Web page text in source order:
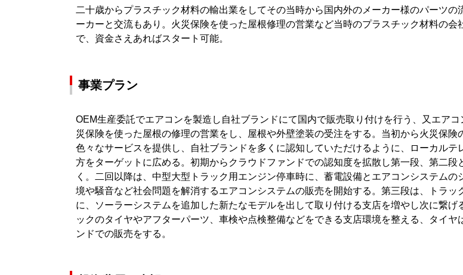
二十歳からプラスチック材料の輸出業をしてその当時から国内外のメーカー様のパーツの
ーカーと交流もあり。火災保険を使った屋根修理の営業など当時のプラスチック材料の会
で、資金さえあればスタート可能。
事業プラン
OEM生産委託でエアコンを製造し自社ブランドにて国内で販売取り付けを行う、又エアコ
災保険を使った屋根の修理の営業をし、屋根や外壁塗装の受注をする。当初から火災保険
色々なサービスを提供し、自社ブランドを多くに認知していただけるように、ローカルテ
方をターゲットに広める。初期からクラウドファンドでの認知度を拡散し第一段、第二段
く。二回以降は、中型大型トラック用エンジン停車時に、蓄電設備とエアコンシステムの
境や騒音など社会問題を解消するエアコンシステムの販売を開始する。第三段は、トラッ
に、ソーラーシステムを追加した新たなモデルを出して取り付ける支店を増やし次に繋げ
ックのタイヤやアフターパーツ、車検や点検整備などをできる支店環境を整える、タイヤ
ンドでの販売をする。